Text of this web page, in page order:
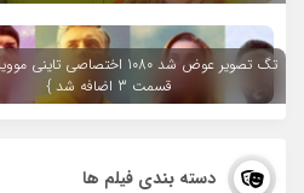
قسمت 3 اضافه شد }
دسته بندی فیلم ها